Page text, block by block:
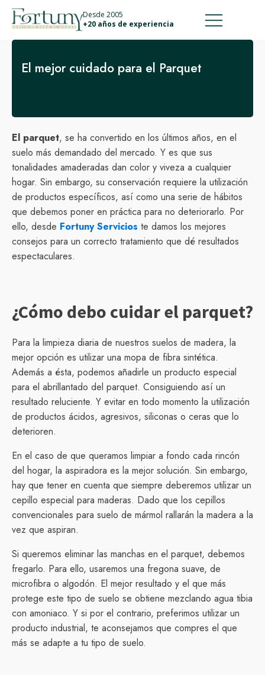
911 887 226
Desde 2005
+20 años de experiencia
El mejor cuidado para el Parquet
El parquet, se ha convertido en los últimos años, en el
suelo más demandado del mercado. Y es que sus
tonalidades amaderadas dan color y viveza a cualquier
hogar. Sin embargo, su conservación requiere la utilización
de productos específicos, así como una serie de hábitos
que debemos poner en práctica para no deteriorarlo. Por
ello, desde Fortuny Servicios te damos los mejores
consejos para un correcto tratamiento que dé resultados
espectaculares.
¿Cómo debo cuidar el parquet?
Para la limpieza diaria de nuestros suelos de madera, la
mejor opción es utilizar una mopa de fibra sintética.
Además a ésta, podemos añadirle un producto especial
para el abrillantado del parquet. Consiguiendo así un
resultado reluciente. Y evitar en todo momento la utilización
de productos ácidos, agresivos, siliconas o ceras que lo
deterioren.
En el caso de que queramos limpiar a fondo cada rincón
del hogar, la aspiradora es la mejor solución. Sin embargo,
hay que tener en cuenta que siempre deberemos utilizar un
cepillo especial para maderas. Dado que los cepillos
convencionales para suelo de mármol rallarán la madera a la
vez que aspiran.
Si queremos eliminar las manchas en el parquet, debemos
fregarlo. Para ello, usaremos una fregona suave, de
microfibra o algodón. El mejor resultado y el que más
protege este tipo de suelo se obtiene mezclando agua tibia
con amoniaco. Y si por el contrario, preferimos utilizar un
producto industrial, te aconsejamos que compres el que
más se adapte a tu tipo de suelo.